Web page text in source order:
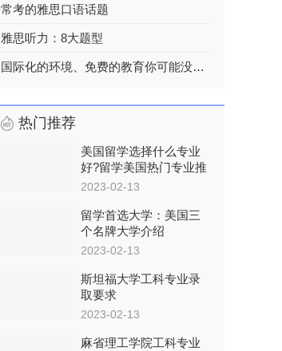
常考的雅思口语话题
雅思听力：8大题型
国际化的环境、免费的教育你可能没那么了解挪威
热门推荐
美国留学选择什么专业
好?留学美国热门专业推
荐
2023-02-13
留学首选大学：美国三
个名牌大学介绍
2023-02-13
斯坦福大学工科专业录
取要求
2023-02-13
麻省理工学院工科专业